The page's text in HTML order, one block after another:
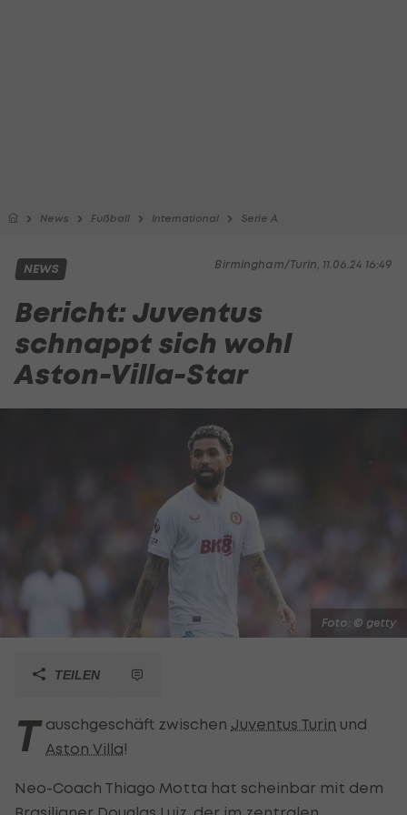
News Fußball International Serie A
Birmingham/Turin, 11.06.24 16:49
NEWS
Bericht: Juventus
schnappt sich wohl
Aston-Villa-Star
Foto: © getty
TEILEN
T auschgeschäft zwischen Juventus Turin und
Aston Villa!
Neo-Coach Thiago Motta hat scheinbar mit dem